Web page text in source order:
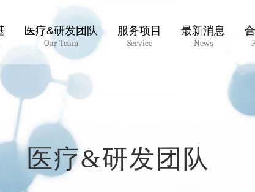
医疗&研发团队
Our Team
服务项目
Service
最新消息
News
医疗&研发团队